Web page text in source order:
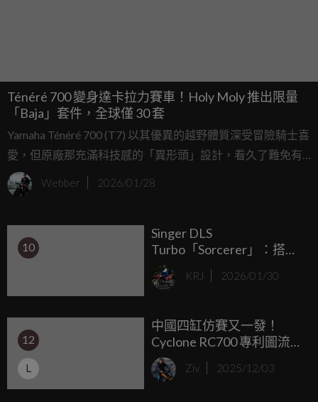
Ténéré 700 變身達卡拉力賽車！Holy Moly 推出限量
「Baja」套件，全球僅 30 套
Yamaha Ténéré 700 (T7) 以其優異的越野體質深受冒險騎士喜
愛，但原廠那充滿科技感的「異形頭」設計，看久了難免有
些審美疲勞。如果你也嚮往 80、90 年代達卡拉力賽車那種粗
獷復古的風格，來自葡萄牙里斯本的改裝工作室 Holy Moly
年初他們再次出招，帶來了全新的 「Baja Fairing Kit」，要
讓你的 T7 帥度直接破表。
Webber 2026/01/28
10
Singer DLS
Turbo「Sorcerer」：搭載
3.8L 雙渦輪水平對臥六
缸、 700匹馬力，限量 99
KRJ 2026/01/30
12
L
中國四缸仿賽又一發！
Cyclone RC700 專利圖流
出，擺脫本田臉、改走義
式戰鬥風
Ziv 2025/12/03